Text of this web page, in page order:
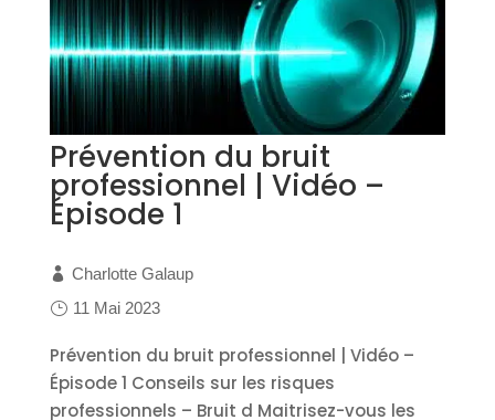
Prévention du bruit
professionnel | Vidéo –
Épisode 1
Charlotte Galaup
11 Mai 2023
Prévention du bruit professionnel | Vidéo –
Épisode 1 Conseils sur les risques
professionnels – Bruit d Maitrisez-vous les